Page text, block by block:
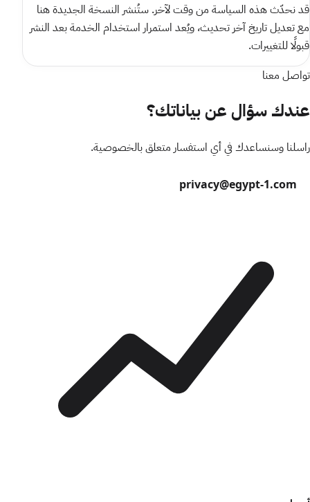
قد نحدّث هذه السياسة من وقت لآخر. ستُنشر النسخة الجديدة هنا
مع تعديل تاريخ آخر تحديث، ويُعد استمرار استخدام الخدمة بعد النشر
قبولًا للتغييرات.
تواصل معنا
عندك سؤال عن بياناتك؟
راسلنا وسنساعدك في أي استفسار متعلق بالخصوصية.
privacy@egypt-1.com